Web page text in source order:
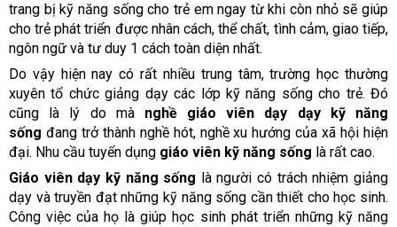
trang bị kỹ năng sống cho trẻ em ngay từ khi còn nhỏ sẽ giúp
cho trẻ phát triển được nhân cách, thể chất, tình cảm, giao tiếp,
ngôn ngữ và tư duy 1 cách toàn diện nhất.
Do vậy hiện nay có rất nhiều trung tâm, trường học thường
xuyên tổ chức giảng dạy các lớp kỹ năng sống cho trẻ. Đó
cũng là lý do mà nghề giáo viên dạy dạy kỹ năng
sống đang trở thành nghề hót, nghề xu hướng của xã hội hiện
đại. Nhu cầu tuyển dụng giáo viên kỹ năng sống là rất cao.
Giáo viên dạy kỹ năng sống là người có trách nhiệm giảng
dạy và truyền đạt những kỹ năng sống cần thiết cho học sinh.
Công việc của họ là giúp học sinh phát triển những kỹ năng